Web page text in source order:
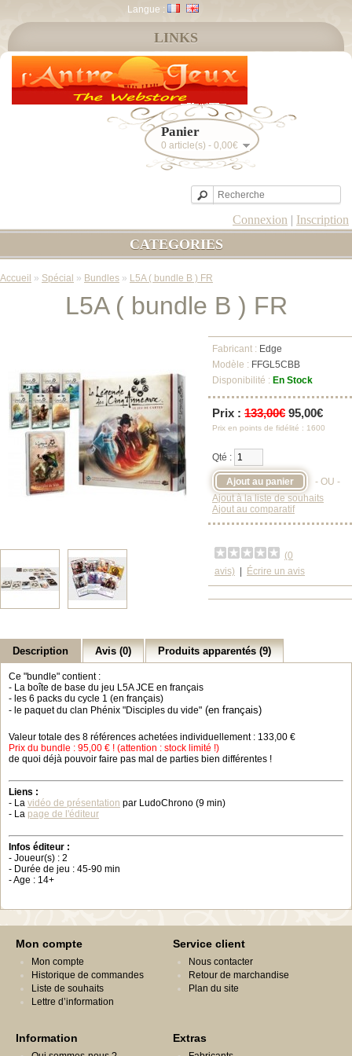
Langue :
Panier
0 article(s) - 0,00€
Connexion | Inscription
LINKS
CATEGORIES
Accueil » Spécial » Bundles » L5A ( bundle B ) FR
L5A ( bundle B ) FR
Fabricant : Edge
Modèle : FFGL5CBB
Disponibilité : En Stock
Prix : 133,00€ 95,00€
Prix en points de fidélité : 1600
Qté :
- OU -
Ajout à la liste de souhaits
Ajout au comparatif
(0
avis)
Écrire un avis
Description Avis (0) Produits apparentés (9)
Ce "bundle" contient :
- La boîte de base du jeu L5A JCE en français
- les 6 packs du cycle 1 (en français)
- le paquet du clan Phénix "Disciples du vide" (en français)
Valeur totale des 8 références achetées individuellement : 133,00 €
Prix du bundle : 95,00 € ! (attention : stock limité !)
de quoi déjà pouvoir faire pas mal de parties bien différentes !
Liens :
- La vidéo de présentation par LudoChrono (9 min)
- La page de l'éditeur
Infos éditeur :
- Joueur(s) : 2
- Durée de jeu : 45-90 min
- Age : 14+
Mon compte
Mon compte
Historique de commandes
Liste de souhaits
Lettre d’information
Service client
Nous contacter
Retour de marchandise
Plan du site
Information Extras